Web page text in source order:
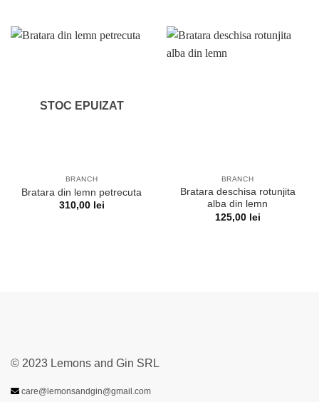
STOC EPUIZAT
BRANCH
Bratara din lemn petrecuta
310,00 lei
BRANCH
Bratara deschisa rotunjita
alba din lemn
125,00 lei
© 2023 Lemons and Gin SRL
care@lemonsandgin@gmail.com